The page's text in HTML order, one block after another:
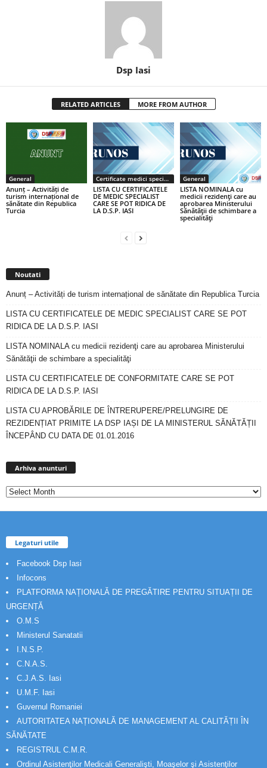
Dsp Iasi
RELATED ARTICLES MORE FROM AUTHOR
General
Anunț – Activități de
turism internațional de
sănătate din Republica
Turcia
Certificate medici specialiști / primari
LISTA CU CERTIFICATELE
DE MEDIC SPECIALIST
CARE SE POT RIDICA DE
LA D.S.P. IASI
General
LISTA NOMINALA cu
medicii rezidenţi care au
aprobarea Ministerului
Sănătăţii de schimbare a
specialităţi
Noutati
Anunț – Activități de turism internațional de sănătate din Republica Turcia
LISTA CU CERTIFICATELE DE MEDIC SPECIALIST CARE SE POT
RIDICA DE LA D.S.P. IASI
LISTA NOMINALA cu medicii rezidenţi care au aprobarea Ministerului
Sănătăţii de schimbare a specialităţi
LISTA CU CERTIFICATELE DE CONFORMITATE CARE SE POT
RIDICA DE LA D.S.P. IASI
LISTA CU APROBĂRILE DE ÎNTRERUPERE/PRELUNGIRE DE
REZIDENȚIAT PRIMITE LA DSP IAȘI DE LA MINISTERUL SĂNĂTĂȚII
ÎNCEPÂND CU DATA DE 01.01.2016
Arhiva anunturi
Legaturi utile
Facebook Dsp Iasi
Infocons
PLATFORMA NAȚIONALĂ DE PREGĂTIRE PENTRU SITUAȚII DE
URGENȚĂ
O.M.S
Ministerul Sanatatii
I.N.S.P.
C.N.A.S.
C.J.A.S. Iasi
U.M.F. Iasi
Guvernul Romaniei
AUTORITATEA NAȚIONALĂ DE MANAGEMENT AL CALITĂȚII ÎN
SĂNĂTATE
REGISTRUL C.M.R.
Ordinul Asistenţilor Medicali Generalişti, Moaşelor şi Asistenţilor